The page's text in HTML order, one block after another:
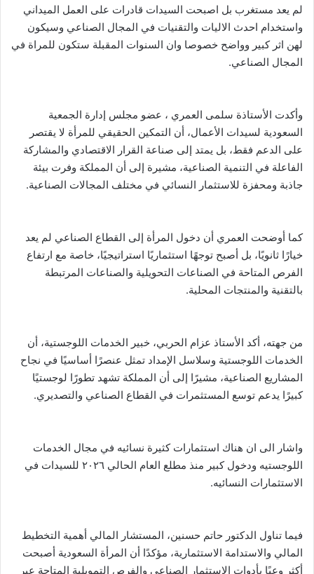
لم يعد مستغرب بل اصبحت السيدات قادرات على العمل الميداني
واستخدام احدث الاليات والتقنيات في المجال الصناعي وسيكون
لهن اثر كبير وواضح خصوصا وان السنوات المقبلة ستكون للمراة في
المجال الصناعي.
وأكدت الأستاذة سلمى العمري ، عضو مجلس إدارة الجمعية
السعودية لسيدات الأعمال، أن التمكين الحقيقي للمرأة لا يقتصر
على الدعم فقط، بل يمتد إلى صناعة القرار الاقتصادي والمشاركة
الفاعلة في التنمية الصناعية، مشيرة إلى أن المملكة وفرت بيئة
جاذبة ومحفزة للاستثمار النسائي في مختلف المجالات الصناعية.
كما أوضحت العمري أن دخول المرأة إلى القطاع الصناعي لم يعد
خيارًا ثانويًا، بل أصبح توجهًا استثماريًا استراتيجيًا، خاصة مع ارتفاع
الفرص المتاحة في الصناعات التحويلية والصناعات المرتبطة
بالتقنية والمنتجات المحلية.
من جهته، أكد الأستاذ عزام الحربي، خبير الخدمات اللوجستية، أن
الخدمات اللوجستية وسلاسل الإمداد تمثل عنصرًا أساسيًا في نجاح
المشاريع الصناعية، مشيرًا إلى أن المملكة تشهد تطورًا لوجستيًا
كبيرًا يدعم توسع المستثمرات في القطاع الصناعي والتصديري.
واشار الى ان هناك استثمارات كثيرة نسائيه في مجال الخدمات
اللوجستيه ودخول كبير منذ مطلع العام الحالي ٢٠٢٦ للسيدات في
الاستثمارات النسائيه.
فيما تناول الدكتور حاتم حسنين، المستشار المالي أهمية التخطيط
المالي والاستدامة الاستثمارية، مؤكدًا أن المرأة السعودية أصبحت
أكثر وعيًا بأدوات الاستثمار الصناعي والفرص التمويلية المتاحة عبر